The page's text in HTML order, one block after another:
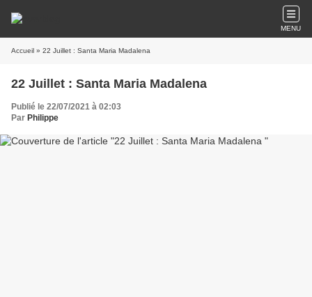
MENU
Accueil » 22 Juillet : Santa Maria Madalena
22 Juillet : Santa Maria Madalena
Publié le 22/07/2021 à 02:03
Par Philippe